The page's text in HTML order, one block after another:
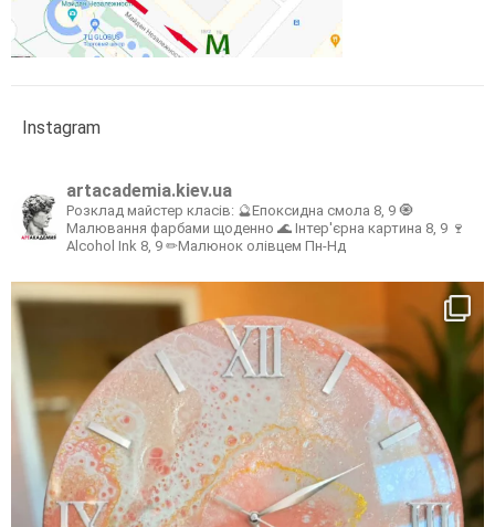
Instagram
artacademia.kiev.ua
Розклад майстер класів: 🔮Епоксидна смола 8, 9 🧿
Малювання фарбами щоденно 🌊 Інтер'єрна картина 8, 9 🍷
Alcohol Ink 8, 9 ✏Малюнок олівцем Пн-Нд